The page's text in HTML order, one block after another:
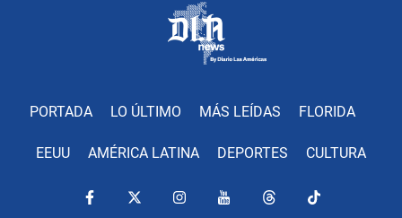
PORTADA LO ÚLTIMO MÁS LEÍDAS FLORIDA
EEUU AMÉRICA LATINA DEPORTES CULTURA